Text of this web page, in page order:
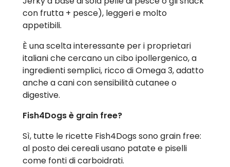
con frutta + pesce), leggeri e molto
appetibili.
È una scelta interessante per i proprietari
italiani che cercano un cibo ipollergenico, a
ingredienti semplici, ricco di Omega 3, adatto
anche a cani con sensibilità cutanee o
digestive.
Fish4Dogs è grain free?
Sì, tutte le ricette Fish4Dogs sono grain free:
al posto dei cereali usano patate e piselli
come fonti di carboidrati.